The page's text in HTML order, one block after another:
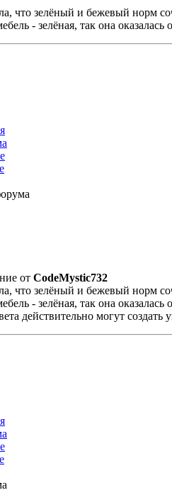
что зелёный и бежевый норм
- зелёная, так она
от CodeMystic732
что зелёный и бежевый норм
- зелёная, так она
действительно могут создать